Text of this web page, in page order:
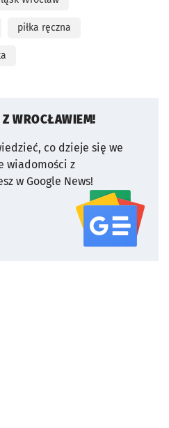
piłka ręczna
WROCŁAWIEM!
co dzieje się we
wiadomości z
w Google News!
serwisu